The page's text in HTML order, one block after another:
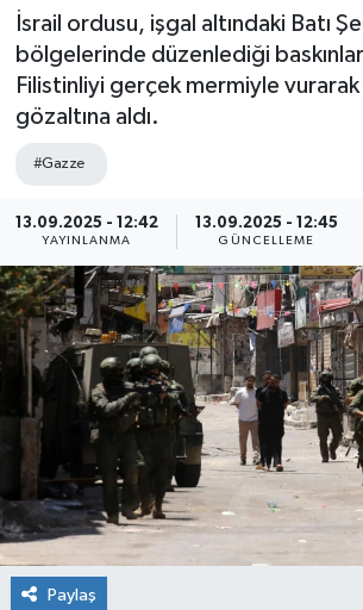
İsrail ordusu, işgal altındaki Batı
bölgelerinde düzenlediği
Filistinliyi gerçek mermiyle vurarak
gözaltına aldı.
#Gazze
13.09.2025 - 12:42
YAYINLANMA
13.09.2025 - 12:45
GÜNCELLEME
Paylaş
Genel
Gündem
Sağlık
Siyaset
Spor
Teknoloji
Türkiye
Tüm Manşetler
Son Dakika Haberleri